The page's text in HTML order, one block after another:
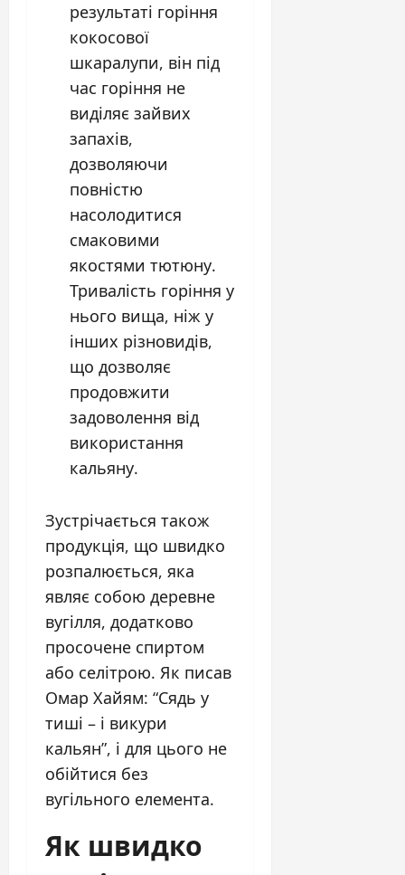
результаті горіння
кокосової
шкаралупи, він під
час горіння не
виділяє зайвих
запахів,
дозволяючи
повністю
насолодитися
смаковими
якостями тютюну.
Тривалість горіння у
нього вища, ніж у
інших різновидів,
що дозволяє
продовжити
задоволення від
використання
кальяну.
Зустрічається також
продукція, що швидко
розпалюється, яка
являє собою деревне
вугілля, додатково
просочене спиртом
або селітрою. Як писав
Омар Хайям: “Сядь у
тиші – і викури
кальян”, і для цього не
обійтися без
вугільного елемента.
Як швидко